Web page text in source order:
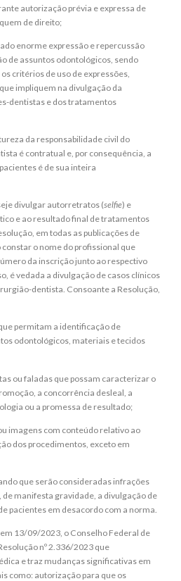
autorização prévia e expressa de
de direito;
enorme expressão e repercussão
de assuntos odontológicos, sendo
critérios de uso de expressões,
impliquem na divulgação da
dentistas e dos tratamentos
da responsabilidade civil do
é contratual e, por consequência, a
é de sua inteira
divulgar autorretratos (selfie) e
e ao resultado final de tratamentos
em todas as publicações de
o nome do profissional que
da inscrição junto ao respectivo
é vedada a divulgação de casos clínicos
dentista. Consoante a Resolução,
permitam a identificação de
odontológicos, materiais e tecidos
ou faladas que possam caracterizar o
a concorrência desleal, a
ou a promessa de resultado;
imagens com conteúdo relativo ao
dos procedimentos, exceto em
que serão consideradas infrações
manifesta gravidade, a divulgação de
pacientes em desacordo com a norma.
13/09/2023, o Conselho Federal de
nº 2.336/2023 que
e traz mudanças significativas em
como: autorização para que os